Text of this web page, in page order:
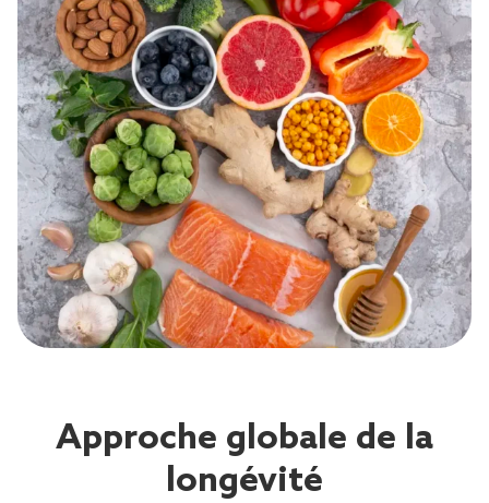
Approche globale de la
longévité